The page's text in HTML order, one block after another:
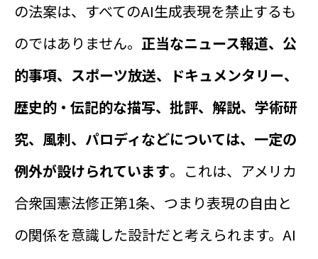
の法案は、すべてのAI生成表現を禁止するも
のではありません。 正当なニュース報道、公
的事項、スポーツ放送、ドキュメンタリー、
歴史的・伝記的な描写、批評、解説、学術研
究、風刺、パロディなどについては、一定の
例外が設けられています。これは、アメリカ
合衆国憲法修正第1条、つまり表現の自由と
の関係を意識した設計だと考えられます。AI